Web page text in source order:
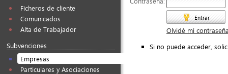
Ficheros de cliente
Comunicados
Alta de Trabajador
Subvenciones
Empresas
Particulares y Asociaciones
Entrar
Olvidé mi
Si no puede acceder,